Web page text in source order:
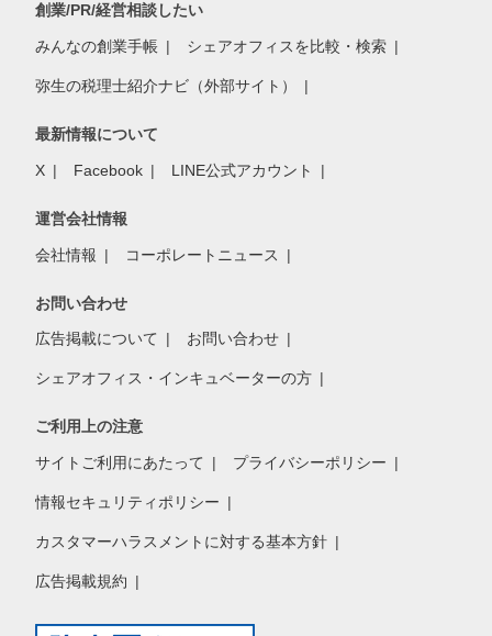
創業/PR/経営相談したい
みんなの創業手帳 シェアオフィスを比較・検索
弥生の税理士紹介ナビ（外部サイト）
最新情報について
X Facebook LINE公式アカウント
運営会社情報
会社情報 コーポレートニュース
お問い合わせ
広告掲載について お問い合わせ
シェアオフィス・インキュベーターの方
ご利用上の注意
サイトご利用にあたって プライバシーポリシー
情報セキュリティポリシー
カスタマーハラスメントに対する基本方針
広告掲載規約